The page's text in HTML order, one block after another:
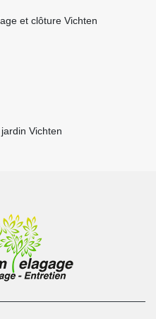
et clôture Vichten
Vichten